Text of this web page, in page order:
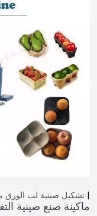
تشكيل صينية لب الورق
ماكينة صنع صينية